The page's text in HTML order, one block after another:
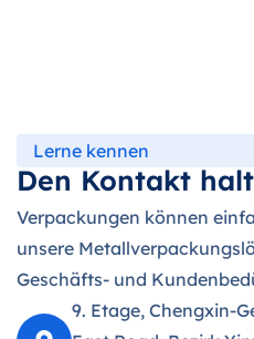
Lerne kennen
Den Kontakt
Verpackungen können
unsere
Geschäfts- und
9. Etage, Chengxin-